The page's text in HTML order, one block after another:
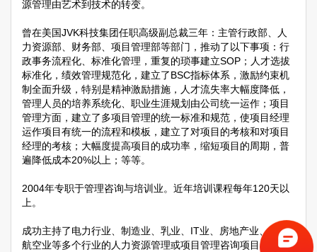
源管理由艺术到技术的转变。
曾在美国JVK科技集团任职高级副总裁三年：主管行政部、人
力资源部、财务部、项目管理部等部门，推动了以下事项：行
政事务流程化、标准化管理，重复的琐事建立SOP；人才选拔
标准化，绩效管理规范化，建立了BSC指标体系，激励约束机
制全面升级，特别是精神激励措施，人才流失率大幅度降低，
管理人员的培养系统化、职业生涯规划由公司统一运作；项目
管理方面，建立了多项目管理的统一标准和规范，使项目经理
运作项目有统一的流程和模板，建立了对项目的考核和对项目
经理的考核；大幅度提高项目的成功率，缩短项目的周期，普
遍降低成本20%以上；等等。
2004年专职于管理咨询与培训业。近年培训课程每年120天以
上。
成功主持了电力行业、制造业、乳业、IT业、房地产业、航天
航空业等多个行业的人力资源管理或项目管理咨询项目，担任